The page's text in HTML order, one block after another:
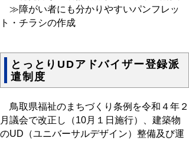
≫障がい者にも分かりやすいパンフレッ
ト・チラシの作成
とっとりUDアドバイザー登録派
遣制度
鳥取県福祉のまちづくり条例を令和４年２
月議会で改正し（10月１日施行）、建築物
のUD（ユニバーサルデザイン）整備及び運